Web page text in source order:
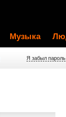
Музыка
Я забыл пароль